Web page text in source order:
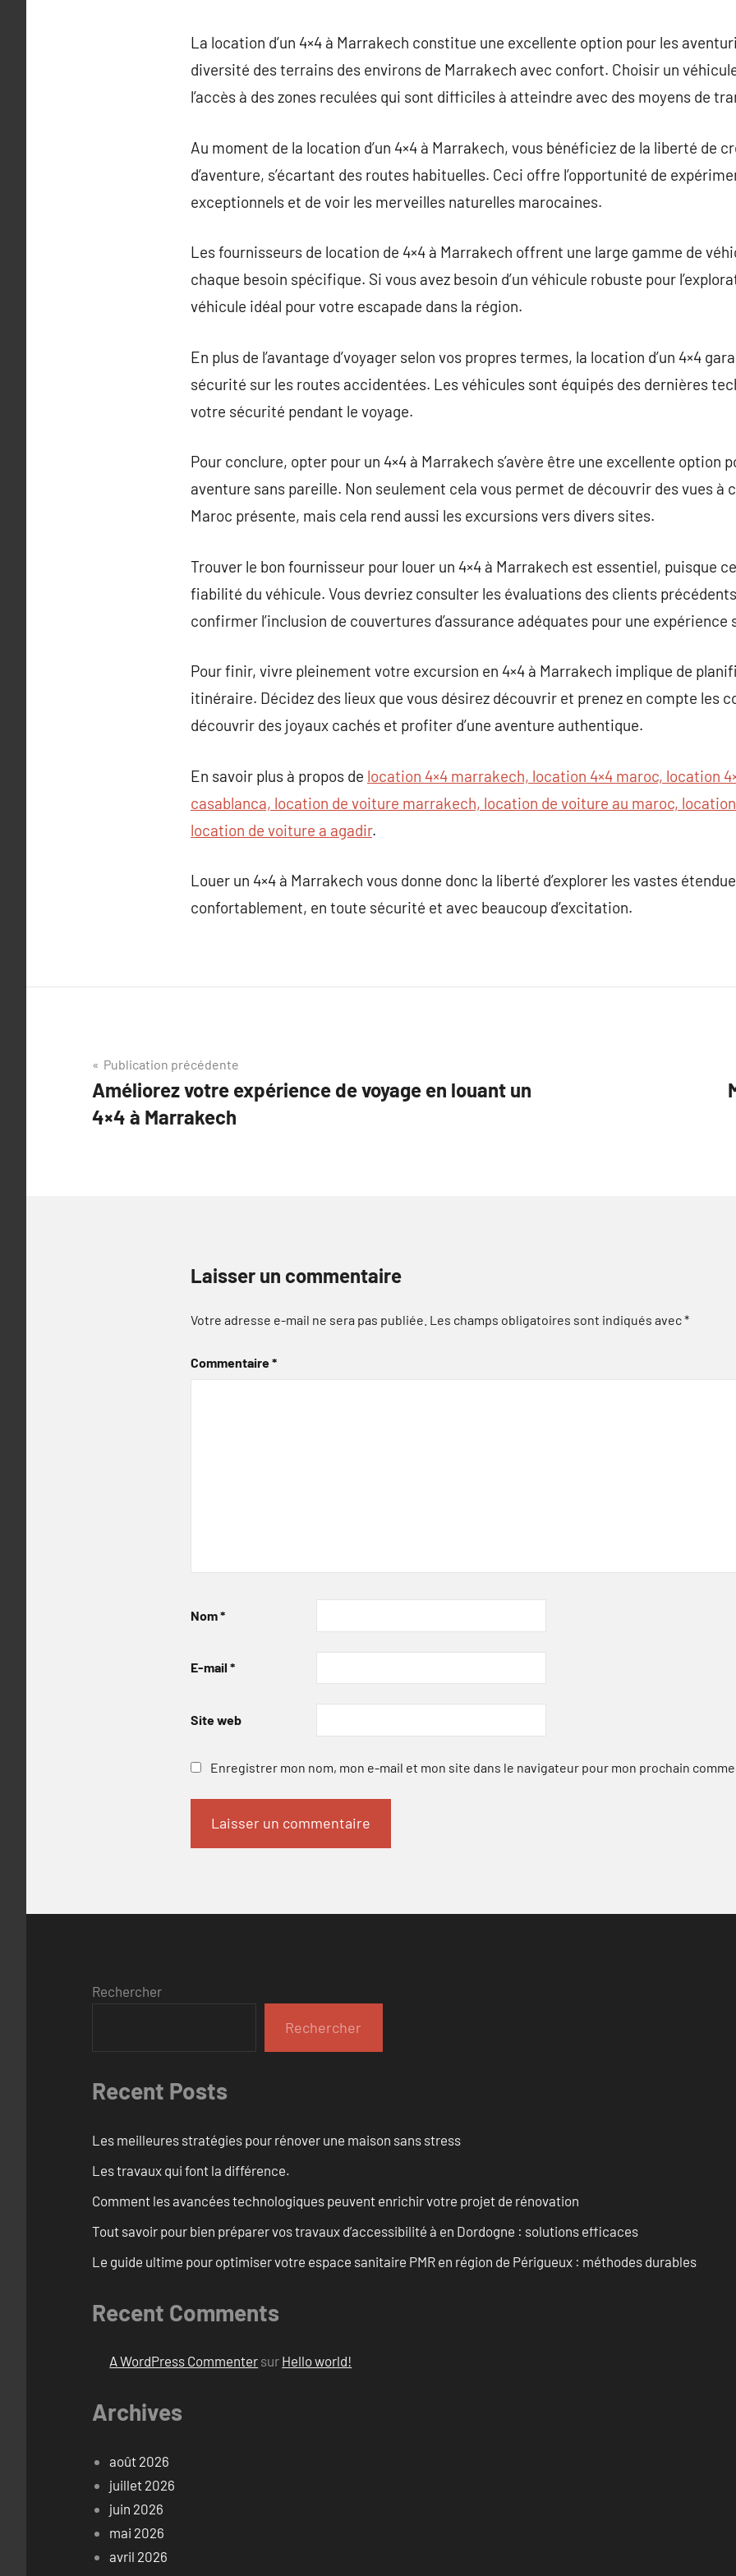
La location d’un 4×4 à Marrakech constitue une excellente option pour les
diversité des terrains des environs de Marrakech avec confort. Choisir un
l’accès à des zones reculées qui sont difficiles à atteindre avec des moyens de
Au moment de la location d’un 4×4 à Marrakech, vous bénéficiez de la liberté de
d’aventure, s’écartant des routes habituelles. Ceci offre l’opportunité de
exceptionnels et de voir les merveilles naturelles marocaines.
Les fournisseurs de location de 4×4 à Marrakech offrent une large gamme de
chaque besoin spécifique. Si vous avez besoin d’un véhicule robuste pour
véhicule idéal pour votre escapade dans la région.
En plus de l’avantage d’voyager selon vos propres termes, la location d’un 4×4
sécurité sur les routes accidentées. Les véhicules sont équipés des dernières
votre sécurité pendant le voyage.
Pour conclure, opter pour un 4×4 à Marrakech s’avère être une excellente option
aventure sans pareille. Non seulement cela vous permet de découvrir des vues à
Maroc présente, mais cela rend aussi les excursions vers divers sites.
Trouver le bon fournisseur pour louer un 4×4 à Marrakech est essentiel, puisque
fiabilité du véhicule. Vous devriez consulter les évaluations des clients
confirmer l’inclusion de couvertures d’assurance adéquates pour une expérience
Pour finir, vivre pleinement votre excursion en 4×4 à Marrakech implique de
itinéraire. Décidez des lieux que vous désirez découvrir et prenez en compte les
découvrir des joyaux cachés et profiter d’une aventure authentique.
En savoir plus à propos de location 4×4 marrakech, location 4×4 maroc, location
casablanca, location de voiture marrakech, location de voiture au maroc,
location de voiture a agadir.
Louer un 4×4 à Marrakech vous donne donc la liberté d’explorer les vastes
confortablement, en toute sécurité et avec beaucoup d’excitation.
Navigation
de
l’article
Publication précédente
Améliorez votre expérience de voyage en louant un
4×4 à Marrakech
Laisser un commentaire
Votre adresse e-mail ne sera pas publiée. Les champs obligatoires sont indiqués avec*
Commentaire*
Nom*
E-mail *
Site web
Enregistrer mon nom, mon e-mail et mon site dans le navigateur pour mon prochain
Rechercher
Rechercher
Recent Posts
Les meilleures stratégies pour rénover une maison sans stress
Les travaux qui font la différence.
Comment les avancées technologiques peuvent enrichir votre projet de rénovation
Tout savoir pour bien préparer vos travaux d’accessibilité à en Dordogne : solutions efficaces
Le guide ultime pour optimiser votre espace sanitaire PMR en région de Périgueux : méthodes durables
Recent Comments
A WordPress Commenter sur Hello world!
Archives
août 2026
juillet 2026
juin 2026
mai 2026
avril 2026